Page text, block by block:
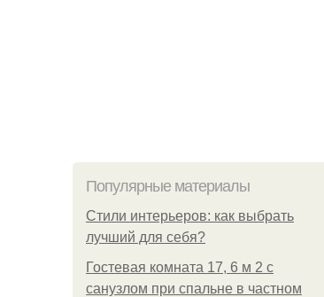
Популярные материалы
Стили интерьеров: как выбрать
лучший для себя?
Гостевая комната 17, 6 м 2 с
санузлом при спальне в частном